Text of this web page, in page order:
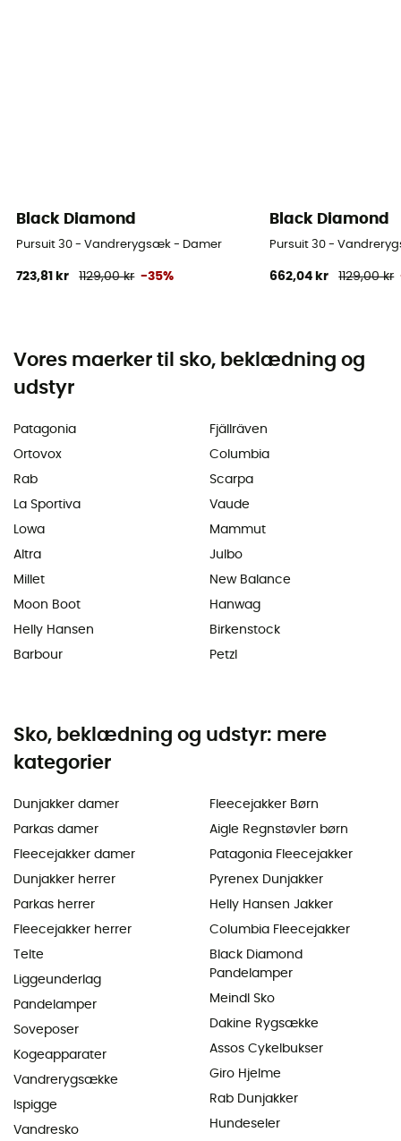
Black Diamond
Pursuit 30 - Vandrerygsæk - Damer
723,81 kr 1129,00 kr -35%
Black Diamond
Pursuit 30 -
662,04 kr 1129,00 kr
Vores maerker til sko, beklædning og
udstyr
Patagonia
Ortovox
Rab
La Sportiva
Lowa
Altra
Millet
Moon Boot
Helly Hansen
Barbour
Fjällräven
Columbia
Scarpa
Vaude
Mammut
Julbo
New Balance
Hanwag
Birkenstock
Petzl
Sko, beklædning og udstyr: mere
kategorier
Dunjakker damer
Parkas damer
Fleecejakker damer
Dunjakker herrer
Parkas herrer
Fleecejakker herrer
Telte
Liggeunderlag
Pandelamper
Soveposer
Kogeapparater
Vandrerygsække
Ispigge
Vandresko
Fleecejakker Børn
Aigle Regnstøvler børn
Patagonia Fleecejakker
Pyrenex Dunjakker
Helly Hansen Jakker
Columbia Fleecejakker
Black Diamond
Pandelamper
Meindl Sko
Dakine Rygsække
Assos Cykelbukser
Giro Hjelme
Rab Dunjakker
Hundeseler